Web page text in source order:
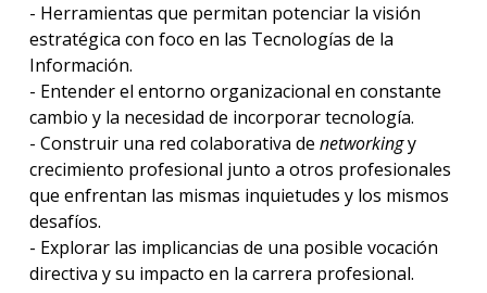
- Herramientas que permitan potenciar la visión
estratégica con foco en las Tecnologías de la
Información.
- Entender el entorno organizacional en constante
cambio y la necesidad de incorporar tecnología.
- Construir una red colaborativa de networkingy
crecimiento profesional junto a otros profesionales
que enfrentan las mismas inquietudes y los mismos
desafíos.
- Explorar las implicancias de una posible vocación
directiva y su impacto en la carrera profesional.